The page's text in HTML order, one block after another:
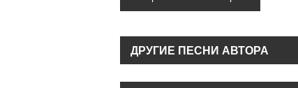
ДРУГИЕ ПЕСНИ АВТОРА